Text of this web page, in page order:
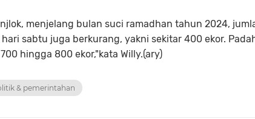
menjelang bulan suci ramadhan tahun 2024,
sabtu juga berkurang, yakni sekitar 400 ekor.
hingga 800 ekor,"kata Willy.(ary)
& pemerintahan